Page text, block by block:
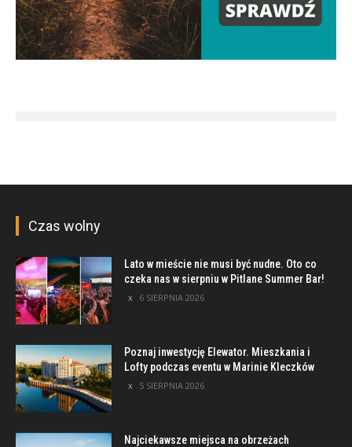
Czas wolny
Lato w mieście nie musi być nudne. Oto co
czeka nas w sierpniu w Pitlane Summer Bar!
6 SIERPNIA 2026
Poznaj inwestycję Elewator. Mieszkania i
Lofty podczas eventu w Marinie Kleczków
5 SIERPNIA 2026
Najciekawsze miejsca na obrzeżach